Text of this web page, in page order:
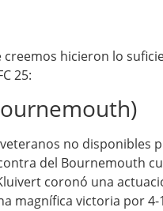
creemos hicieron lo
25:
no disponibles
del Bournemouth
coronó una
magnífica victoria por 4-